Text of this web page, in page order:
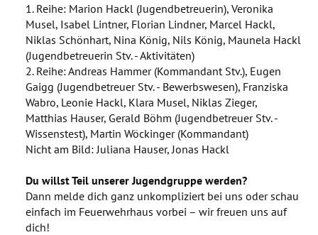
1. Reihe: Marion Hackl (Jugendbetreuerin), Veronika
Musel, Isabel Lintner, Florian Lindner, Marcel Hackl,
Niklas Schönhart, Nina König, Nils König, Maunela Hackl
(Jugendbetreuerin Stv. - Aktivitäten)
2. Reihe: Andreas Hammer (Kommandant Stv.), Eugen
Gaigg (Jugendbetreuer Stv. - Bewerbswesen), Franziska
Wabro, Leonie Hackl, Klara Musel, Niklas Zieger,
Matthias Hauser, Gerald Böhm (Jugendbetreuer Stv. -
Wissenstest), Martin Wöckinger (Kommandant)
Nicht am Bild: Juliana Hauser, Jonas Hackl
Du willst Teil unserer Jugendgruppe werden?
Dann melde dich ganz unkompliziert bei uns oder schau
einfach im Feuerwehrhaus vorbei – wir freuen uns auf
dich!